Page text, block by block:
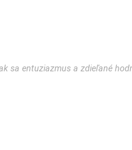
sa entuziazmus a zdieľané